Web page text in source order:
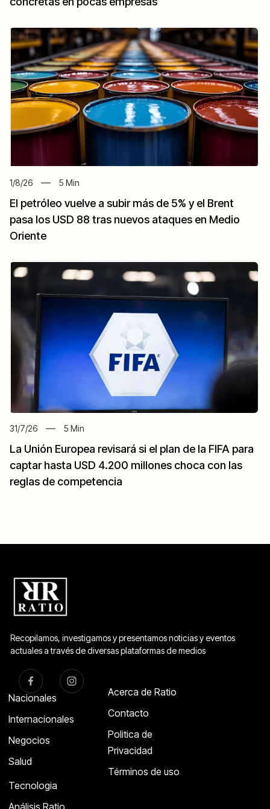
1/8/26 5 Min
El petróleo vuelve a subir más de 5% y el Brent
pasa los USD 88 tras nuevos ataques en Medio
Oriente
31/7/26 5 Min
La Unión Europea revisará si el plan de la FIFA para
captar hasta USD 4.200 millones choca con las
reglas de competencia
Recopilamos, investigamos y presentamos noticias y eventos
actuales a través de diversas plataformas de medios
Nacionales
Internacionales
Negocios
Salud
Tecnologia
Análisis Ratio
Acerca de Ratio
Contacto
Politica de
Privacidad
Términos de uso